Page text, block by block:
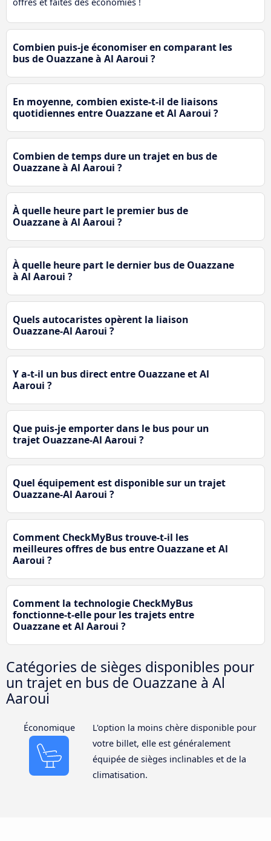
offres et faites des économies !
Combien puis-je économiser en comparant les
bus de Ouazzane à Al Aaroui ?
En moyenne, combien existe-t-il de liaisons
quotidiennes entre Ouazzane et Al Aaroui ?
Combien de temps dure un trajet en bus de
Ouazzane à Al Aaroui ?
À quelle heure part le premier bus de
Ouazzane à Al Aaroui ?
À quelle heure part le dernier bus de Ouazzane
à Al Aaroui ?
Quels autocaristes opèrent la liaison
Ouazzane-Al Aaroui ?
Y a-t-il un bus direct entre Ouazzane et Al
Aaroui ?
Que puis-je emporter dans le bus pour un
trajet Ouazzane-Al Aaroui ?
Quel équipement est disponible sur un trajet
Ouazzane-Al Aaroui ?
Comment CheckMyBus trouve-t-il les
meilleures offres de bus entre Ouazzane et Al
Aaroui ?
Comment la technologie CheckMyBus
fonctionne-t-elle pour les trajets entre
Ouazzane et Al Aaroui ?
Catégories de sièges disponibles pour
un trajet en bus de Ouazzane à Al
Aaroui
Économique
L'option la moins chère disponible pour
votre billet, elle est généralement
équipée de sièges inclinables et de la
climatisation.